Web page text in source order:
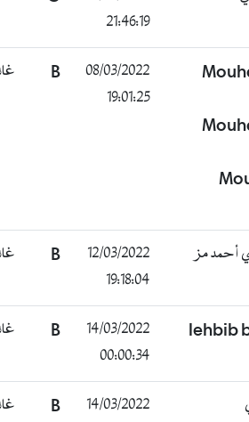
21:46:19
08/03/2022
19:01:25
B غائب
مز
12/03/2022
19:18:04
B غائب
14/03/2022
00:00:34
B غائب
14/03/2022
B غائب